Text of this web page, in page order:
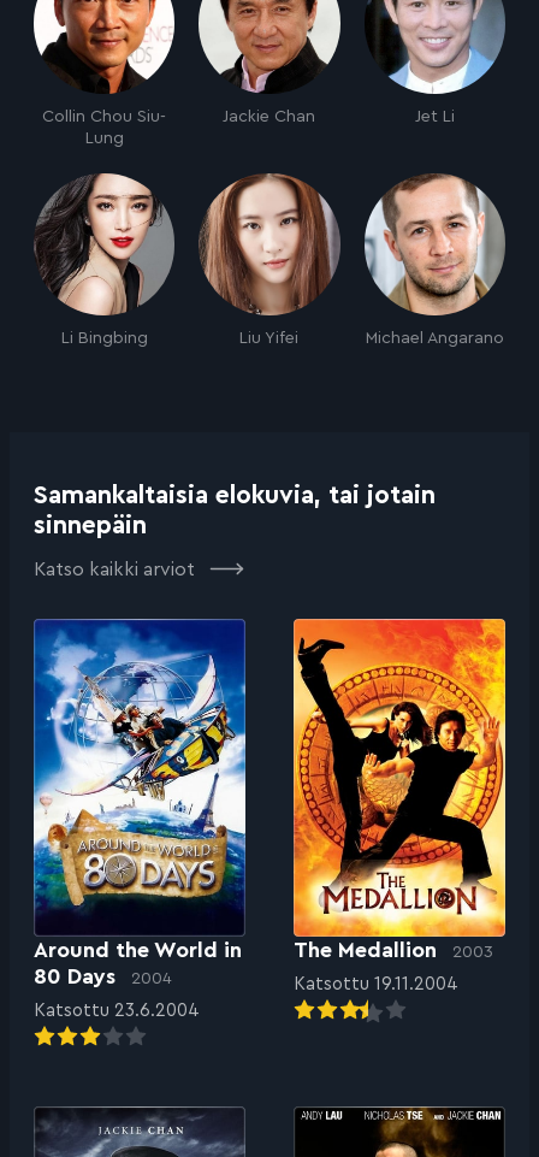
Collin Chou Siu-
Lung
Jackie Chan Jet Li
Li Bingbing Liu Yifei Michael Angarano
Samankaltaisia elokuvia, tai jotain
sinnepäin
Katso kaikki arviot
Around the World in
80 Days
2004
Katsottu 23.6.2004
The Medallion 2003
Katsottu 19.11.2004